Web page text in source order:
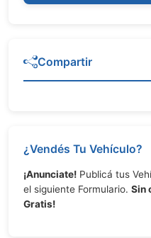
Compartir
¿Vendés Tu Vehículo?
¡Anunciate! Publicá tus
el siguiente Formulario. Sin
Gratis!